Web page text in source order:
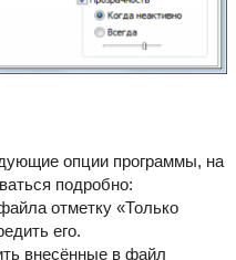
опции программы, на
подробно:
отметку «Только
его.
внесённые в файл